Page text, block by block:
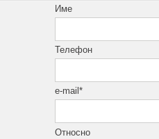
Име
Телефон
e-mail*
Относно